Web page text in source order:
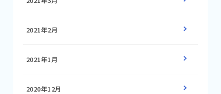
2021年2月
2021年1月
2020年12月